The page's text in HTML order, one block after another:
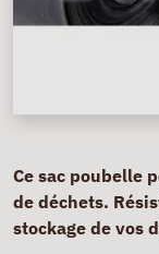
Ce sac poubelle
de déchets.
stockage de vos